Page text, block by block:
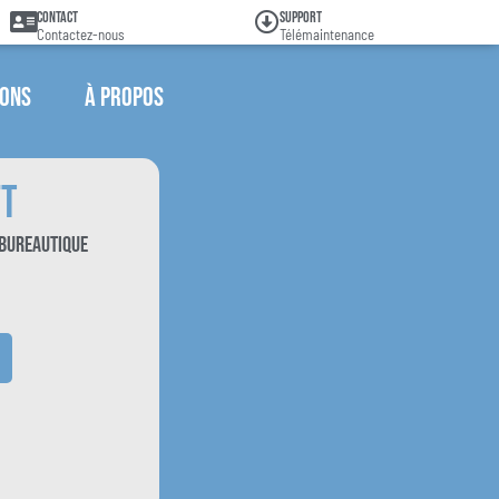
Contact
Contactez-nous
Support
Télémaintenance
À propos